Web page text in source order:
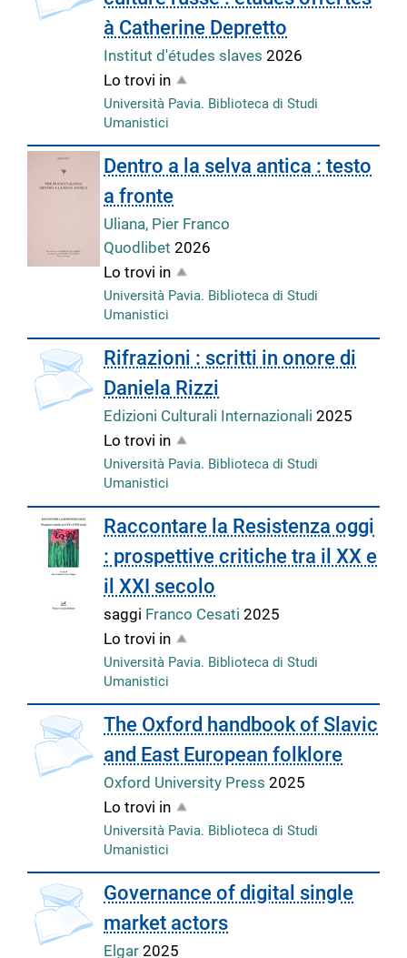
à Catherine Depretto
Institut d'études slaves2026
Lo trovi in
Università Pavia. Biblioteca di Studi
Umanistici
Dentro a la selva antica : testo
a fronte
Uliana, Pier Franco
Quodlibet2026
Lo trovi in
Università Pavia. Biblioteca di Studi
Umanistici
Rifrazioni : scritti in onore di
Daniela Rizzi
Edizioni Culturali Internazionali2025
Lo trovi in
Università Pavia. Biblioteca di Studi
Umanistici
Raccontare la Resistenza oggi
: prospettive critiche tra il XX e
il XXI secolo
saggi Franco Cesati2025
Lo trovi in
Università Pavia. Biblioteca di Studi
Umanistici
The Oxford handbook of Slavic
and East European folklore
Oxford University Press2025
Lo trovi in
Università Pavia. Biblioteca di Studi
Umanistici
Governance of digital single
market actors
Elgar2025